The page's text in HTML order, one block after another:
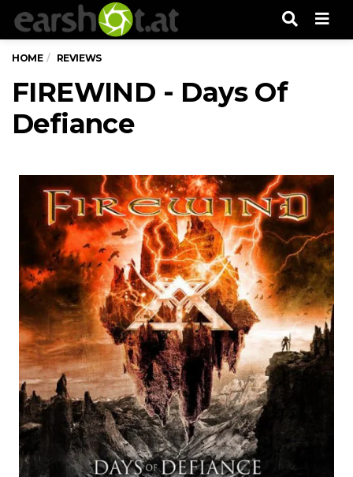
HOME REVIEWS
FIREWIND - Days Of
Defiance